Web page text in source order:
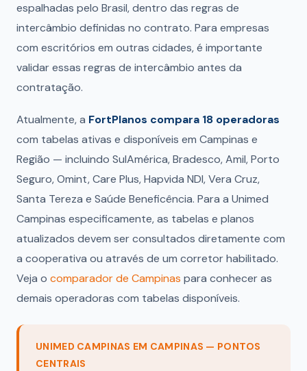
espalhadas pelo Brasil, dentro das regras de
intercâmbio definidas no contrato. Para empresas
com escritórios em outras cidades, é importante
validar essas regras de intercâmbio antes da
contratação.
Atualmente, a FortPlanos compara 18 operadoras
com tabelas ativas e disponíveis em Campinas e
Região — incluindo SulAmérica, Bradesco, Amil, Porto
Seguro, Omint, Care Plus, Hapvida NDI, Vera Cruz,
Santa Tereza e Saúde Beneficência. Para a Unimed
Campinas especificamente, as tabelas e planos
atualizados devem ser consultados diretamente com
a cooperativa ou através de um corretor habilitado.
Veja o comparador de Campinas para conhecer as
demais operadoras com tabelas disponíveis.
UNIMED CAMPINAS EM CAMPINAS — PONTOS
CENTRAIS